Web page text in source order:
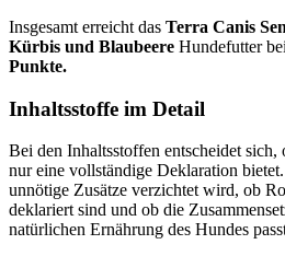
Insgesamt erreicht das Terra Canis
Kürbis und Blaubeere Hundefutter
Punkte.
Inhaltsstoffe im Detail
Bei den Inhaltsstoffen entscheidet
nur eine vollständige Deklaration
unnötige Zusätze verzichtet wird, ob
deklariert sind und ob die
natürlichen Ernährung des Hundes